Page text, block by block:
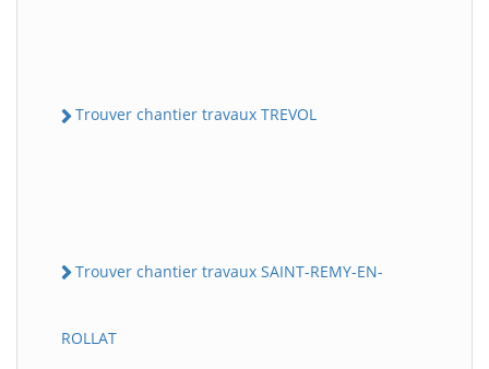
Trouver chantier travaux TREVOL
Trouver chantier travaux SAINT-REMY-EN-
ROLLAT